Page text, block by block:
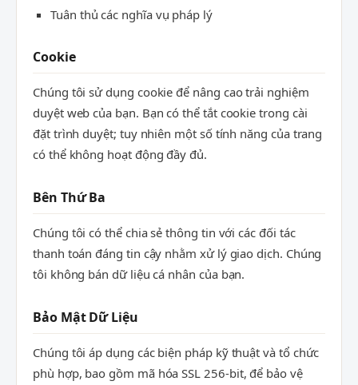
Tuân thủ các nghĩa vụ pháp lý
Cookie
Chúng tôi sử dụng cookie để nâng cao trải nghiệm
duyệt web của bạn. Bạn có thể tắt cookie trong cài
đặt trình duyệt; tuy nhiên một số tính năng của trang
có thể không hoạt động đầy đủ.
Bên Thứ Ba
Chúng tôi có thể chia sẻ thông tin với các đối tác
thanh toán đáng tin cậy nhằm xử lý giao dịch. Chúng
tôi không bán dữ liệu cá nhân của bạn.
Bảo Mật Dữ Liệu
Chúng tôi áp dụng các biện pháp kỹ thuật và tổ chức
phù hợp, bao gồm mã hóa SSL 256-bit, để bảo vệ